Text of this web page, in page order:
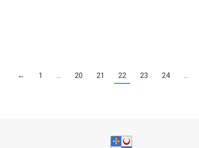
← 1 … 20 21 22 23 24 …